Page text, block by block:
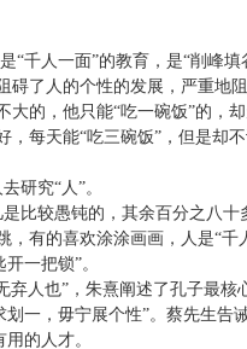
千人一面”的教育，是“削峰
碍了人的个性的发展，严重地
的，他只能“吃一碗饭”的，
每天能“吃三碗饭”，但是却
研究“人”。
比较愚钝的，其余百分之八
有的喜欢涂涂画画，人是“
一把锁”。
人也”，朱熹阐述了孔子最
一，毋宁展个性”。蔡先生告
的人才。